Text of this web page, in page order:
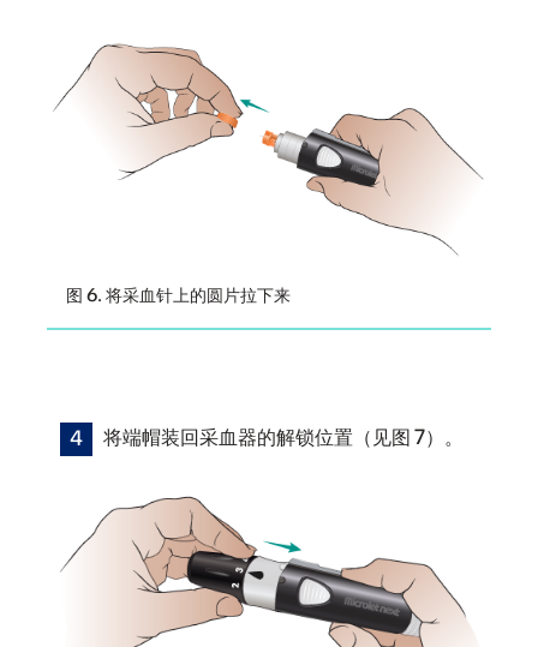
图 6. 将采血针上的圆片拉下来
将端帽装回采血器的解锁位置（见图 7）。